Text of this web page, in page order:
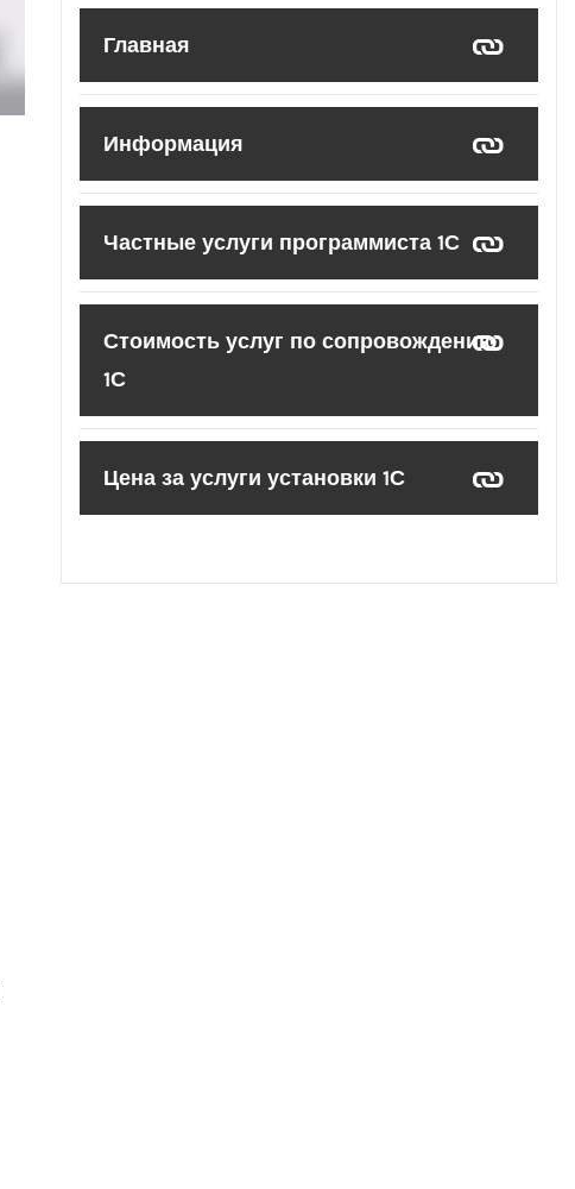
Главная
Информация
Частные услуги программиста 1С
Стоимость услуг по сопровождению
1С
Цена за услуги установки 1С